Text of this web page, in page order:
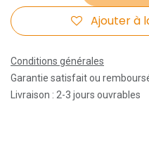
Ajouter à
Conditions générales
Garantie satisfait ou
Livraison : 2-3 jours ouvrables